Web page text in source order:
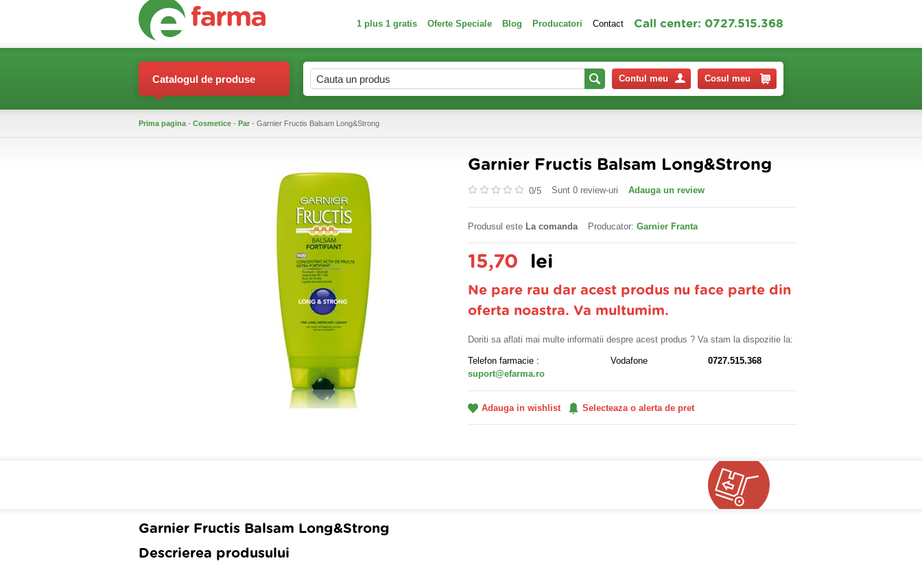
1 plus 1 gratis Oferte Speciale Blog Producatori Contact Call center: 0727.515.368
Catalogul de produse Contul meu Cosul meu
Prima pagina - Cosmetice - Par - Garnier Fructis Balsam Long&Strong
Garnier Fructis Balsam Long&Strong
0/5 Sunt 0 review-uri Adauga un review
Produsul este La comanda Producator: Garnier Franta
15,70 lei
Ne pare rau dar acest produs nu face parte din
oferta noastra. Va multumim.
Doriti sa aflati mai multe informatii despre acest produs ? Va stam la dispozitie la:
Telefon farmacie : Vodafone
0727.515.368
suport@efarma.ro
Adauga in wishlist Selecteaza o alerta de pret
Garnier Fructis Balsam Long&Strong
Descrierea produsului